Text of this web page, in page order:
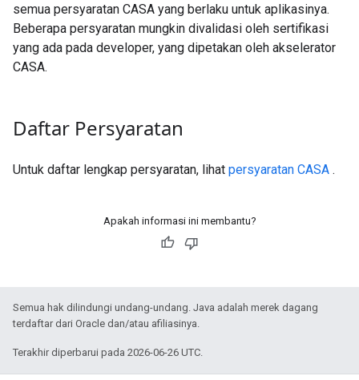
semua persyaratan CASA yang berlaku untuk aplikasinya.
Beberapa persyaratan mungkin divalidasi oleh sertifikasi
yang ada pada developer, yang dipetakan oleh akselerator
CASA.
Daftar Persyaratan
Untuk daftar lengkap persyaratan, lihat persyaratan CASA .
Apakah informasi ini membantu?
Semua hak dilindungi undang-undang. Java adalah merek dagang
terdaftar dari Oracle dan/atau afiliasinya.
Terakhir diperbarui pada 2026-06-26 UTC.